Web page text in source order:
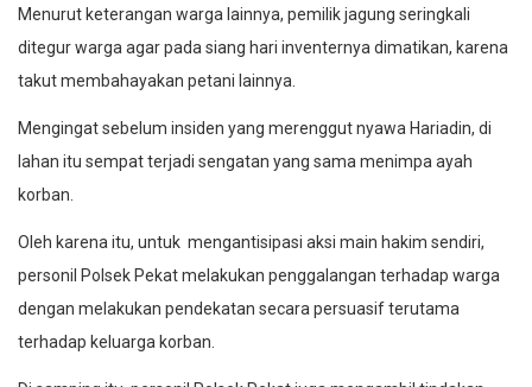
Menurut keterangan warga lainnya, pemilik jagung seringkali
ditegur warga agar pada siang hari inventernya dimatikan, karena
takut membahayakan petani lainnya.
Mengingat sebelum insiden yang merenggut nyawa Hariadin, di
lahan itu sempat terjadi sengatan yang sama menimpa ayah
korban.
Oleh karena itu, untuk mengantisipasi aksi main hakim sendiri,
personil Polsek Pekat melakukan penggalangan terhadap warga
dengan melakukan pendekatan secara persuasif terutama
terhadap keluarga korban.